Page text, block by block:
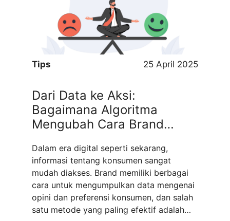
Tips 25 April 2025
Dari Data ke Aksi:
Bagaimana Algoritma
Mengubah Cara Brand
Dalam era digital seperti sekarang,
informasi tentang konsumen sangat
mudah diakses. Brand memiliki berbagai
cara untuk mengumpulkan data mengenai
opini dan preferensi konsumen, dan salah
satu metode yang paling efektif adalah